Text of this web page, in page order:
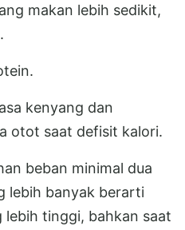
makan lebih sedikit,
kenyang dan
otot saat defisit kalori.
beban minimal dua
lebih banyak berarti
lebih tinggi, bahkan saat